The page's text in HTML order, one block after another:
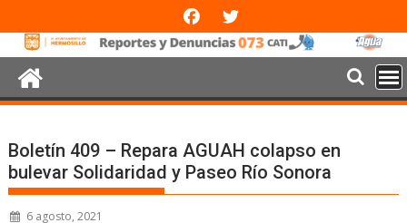
Boletín 409 – Repara AGUAH colapso en
bulevar Solidaridad y Paseo Río Sonora
6 agosto, 2021